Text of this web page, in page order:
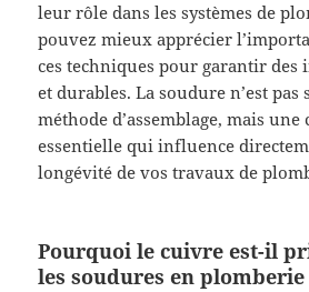
leur rôle dans les systèmes de
pouvez mieux apprécier
ces techniques pour garantir des
et durables. La soudure n’est
méthode d’assemblage, mais une
essentielle qui influence
longévité de vos travaux de
Pourquoi le cuivre est-il
les soudures en plomberie